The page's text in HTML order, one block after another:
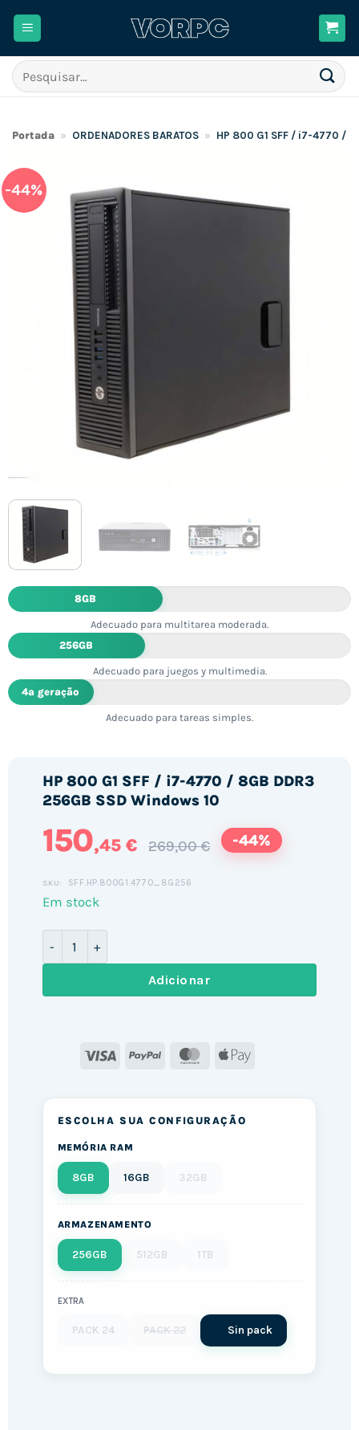
Pesquisar
por:
Portada » ORDENADORES BARATOS » HP 800 G1 SFF / i7-4770 /
-44%
8GB
Adecuado para multitarea moderada.
256GB
Adecuado para juegos y multimedia.
4ª geração
Adecuado para tareas simples.
HP 800 G1 SFF / i7-4770 / 8GB DDR3
256GB SSD Windows 10
150,45 € 269,00 € -44%
SKU: SFF.HP.800G1.4770_8G256
Em stock
Adicionar
Visa PayPal MasterCard
Apple
ESCOLHA SUA CONFIGURAÇÃO
MEMÓRIA RAM
8GB 16GB 32GB
ARMAZENAMENTO
256GB 512GB 1TB
EXTRA
PACK 24 PACK 22 Sin pack